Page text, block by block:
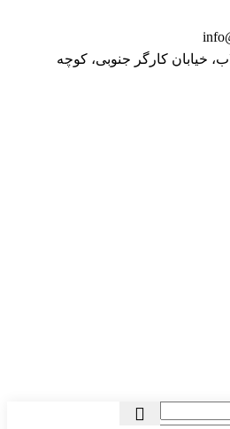
خیابان کارگر جنوبی، کوچه